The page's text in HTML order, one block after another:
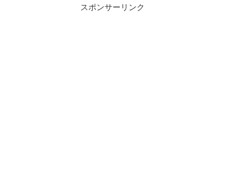
スポンサーリンク